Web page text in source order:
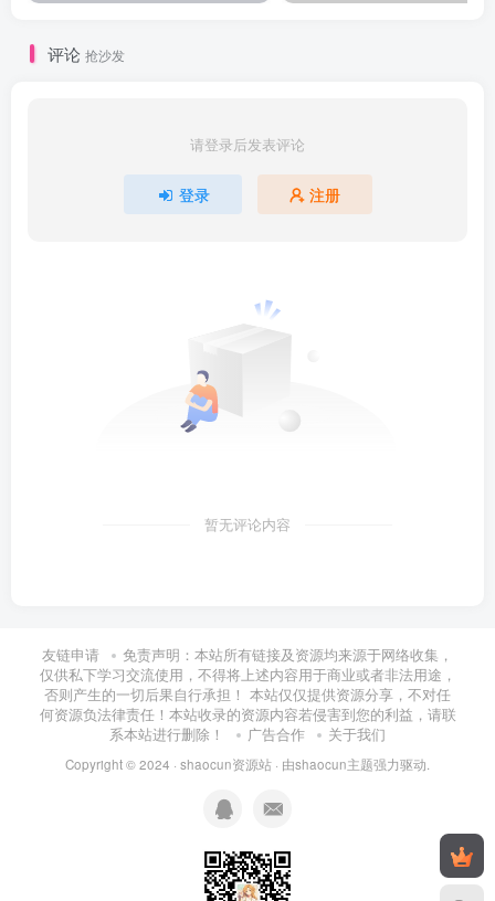
评论 抢沙发
请登录后发表评论
登录 注册
暂无评论内容
友链申请
免责声明：本站所有链接及资源均来源于网络收集，
仅供私下学习交流使用，不得将上述内容用于商业或者非法用途，
否则产生的一切后果自行承担！ 本站仅仅提供资源分享，不对任
何资源负法律责任！本站收录的资源内容若侵害到您的利益，请联
系本站进行删除！
广告合作 关于我们
Copyright © 2024 · shaocun资源站 · 由shaocun主题强力驱动.